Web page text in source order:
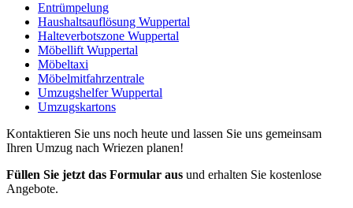
Entrümpelung
Haushaltsauflösung Wuppertal
Halteverbotszone Wuppertal
Möbellift Wuppertal
Möbeltaxi
Möbelmitfahrzentrale
Umzugshelfer Wuppertal
Umzugskartons
Kontaktieren Sie uns noch heute und lassen Sie uns gemeinsam
Ihren Umzug nach Wriezen planen!
Füllen Sie jetzt das Formular aus und erhalten Sie kostenlose
Angebote.